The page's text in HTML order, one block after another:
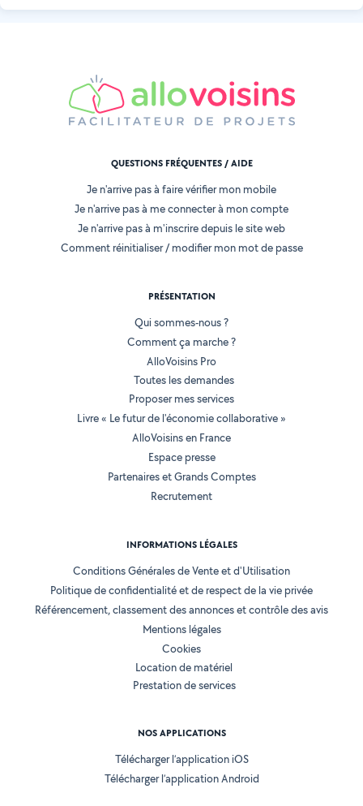
QUESTIONS FRÉQUENTES / AIDE
Je n'arrive pas à faire vérifier mon mobile
Je n'arrive pas à me connecter à mon compte
Je n'arrive pas à m'inscrire depuis le site web
Comment réinitialiser / modifier mon mot de passe
PRÉSENTATION
Qui sommes-nous ?
Comment ça marche ?
AlloVoisins Pro
Toutes les demandes
Proposer mes services
Livre « Le futur de l'économie collaborative »
AlloVoisins en France
Espace presse
Partenaires et Grands Comptes
Recrutement
INFORMATIONS LÉGALES
Conditions Générales de Vente et d'Utilisation
Politique de confidentialité et de respect de la vie privée
Référencement, classement des annonces et contrôle des avis
Mentions légales
Cookies
Location de matériel
Prestation de services
NOS APPLICATIONS
Télécharger l’application iOS
Télécharger l’application Android